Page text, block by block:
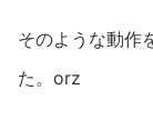
そのような動作
た。orz